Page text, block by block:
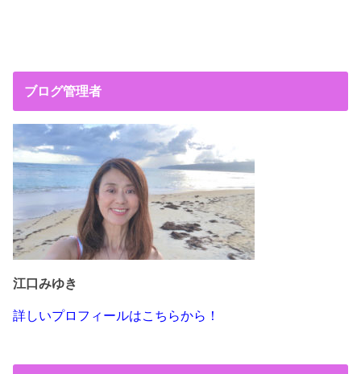
ブログ管理者
江口みゆき
詳しいプロフィールはこちらから！